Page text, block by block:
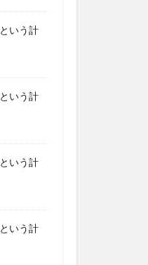
いう計
いう計
いう計
いう計